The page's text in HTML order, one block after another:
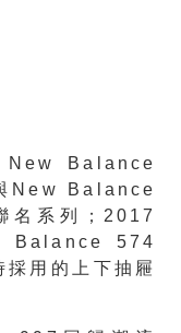
Balance
New Balance
名系列；2017
Balance 574
用的上下抽屜